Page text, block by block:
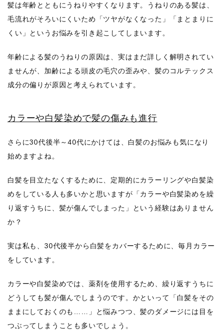
髪は年齢とともにうねりやすくなります。うねりのある髪は、
毛流れがそろいにくいため「ツヤがなくなった」「まとまりに
くい」というお悩みを引き起こしてしまいます。
年齢による髪のうねりの原因は、実はまだ詳しく解明されてい
ませんが、加齢による頭皮の毛穴の歪みや、髪のコルテックス
成分の偏りが原因と考えられています。
カラーや白髪染めで髪の傷みも進行
さらに30代後半～40代にかけては、白髪のお悩みも気になり
始めますよね。
白髪を目立たなくするために、定期的にカラーリングや白髪染
めをしている人も多いかと思いますが「カラーや白髪染めを繰
り返すうちに、髪が傷んでしまった」という経験はありません
か？
実は私も、30代後半から白髪をカバーするために、毎月カラー
をしています。
カラーや白髪染めでは、薬剤を使用するため、繰り返すうちに
どうしても髪が傷んでしまうのです。かといって「白髪をその
ままにしておくのも……」と悩みつつ、髪のダメージには目を
つぶってしまうことも多いでしょう。